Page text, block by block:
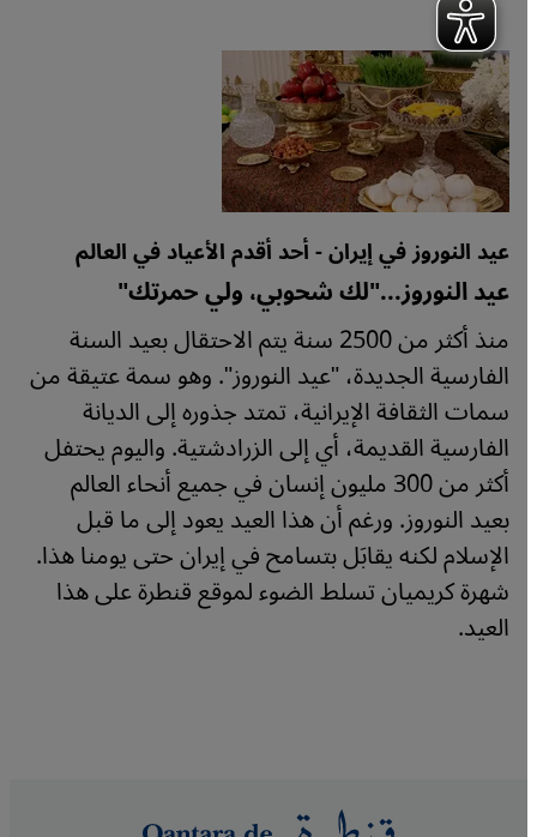
عيد النوروز في إيران - أحد أقدم الأعياد في العالم
عيد النوروز..."لك شحوبي، ولي حمرتك"
منذ أكثر من 2500 سنة يتم الاحتقال بعيد السنة
الفارسية الجديدة، "عيد النوروز". وهو سمة عتيقة من
سمات الثقافة الإيرانية، تمتد جذوره إلى الديانة
الفارسية القديمة، أي إلى الزرادشتية. واليوم يحتفل
أكثر من 300 مليون إنسان في جميع أنحاء العالم
بعيد النوروز. ورغم أن هذا العيد يعود إلى ما قبل
الإسلام لكنه يقابَل بتسامح في إيران حتى يومنا هذا.
شهرة كريميان تسلط الضوء لموقع قنطرة على هذا
العيد.